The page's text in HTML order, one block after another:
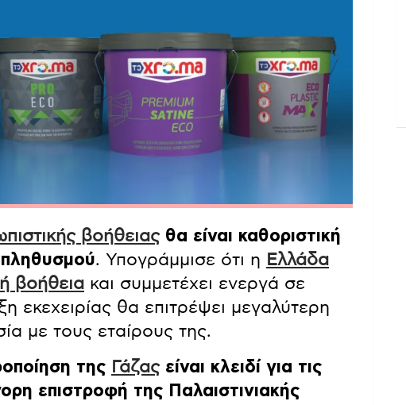
βοήθειαςθα είναι καθοριστική
. Υπογράμμισε ότι η Ελλάδα
βοήθεια και συμμετέχει ενεργά σε
εκεχειρίας θα επιτρέψει μεγαλύτερη
με τους εταίρους της.
της Γάζαςείναι κλειδί για τις
επιστροφή της Παλαιστινιακής